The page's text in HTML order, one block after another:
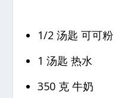
1/2 汤匙 可可粉
1 汤匙 热水
350 克 牛奶